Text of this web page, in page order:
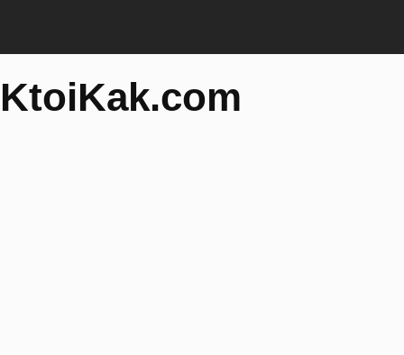
KtoiKak.com